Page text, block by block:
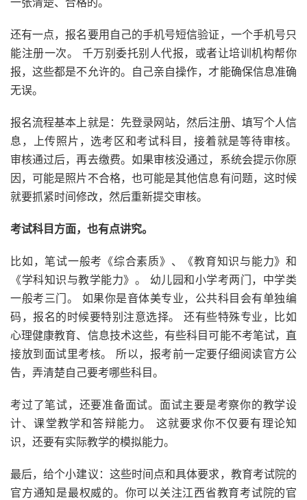
还有一点，报名要用自己的手机号短信验证，一个手机号只
能注册一次。 千万别委托别人代报，或者让培训机构帮你
报，这些都是不允许的。自己亲自操作，才能确保信息准确
无误。
报名流程基本上就是：先登录网站，然后注册、填写个人信
息，上传照片，选考区和考试科目，接着就是等待审核。
审核通过后，再去缴费。如果审核没通过，系统会提示你原
因，可能是照片不合格，也可能是其他信息有问题，这时候
就要抓紧时间修改，然后重新提交审核。
考试科目方面，也有点讲究。
比如，笔试一般考《综合素质》、《教育知识与能力》和
《学科知识与教学能力》。 幼儿园和小学考两门，中学类
一般考三门。 如果你是音体美专业，公共科目会有单独编
码，报名的时候要特别注意选择。 还有些特殊专业，比如
心理健康教育、信息技术这些，有些科目可能不考笔试，直
接放到面试里考核。 所以，报考前一定要仔细阅读官方公
告，弄清楚自己要考哪些科目。
考过了笔试，还要准备面试。面试主要是考察你的教学设
计、课堂教学和答辩能力。 这就要求你不仅要有理论知
识，还要有实际教学的模拟能力。
最后，给个小建议：这些时间点和具体要求，教育考试院的
官方通知是最权威的。你可以关注江西省教育考试院的官